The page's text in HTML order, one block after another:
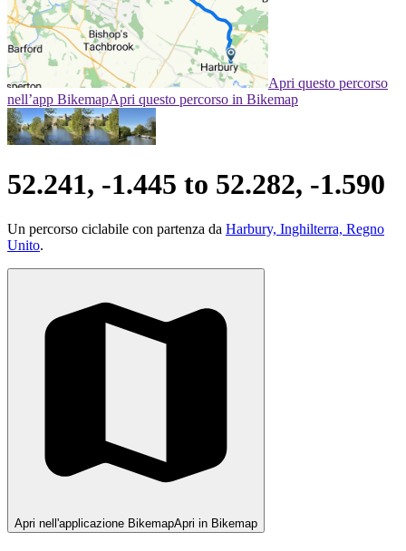
Apri questo percorso
nell’app BikemapApri questo percorso in Bikemap
52.241, -1.445 to 52.282, -1.590
Un percorso ciclabile con partenza da Harbury, Inghilterra, Regno
Unito.
Apri nell'applicazione BikemapApri in Bikemap